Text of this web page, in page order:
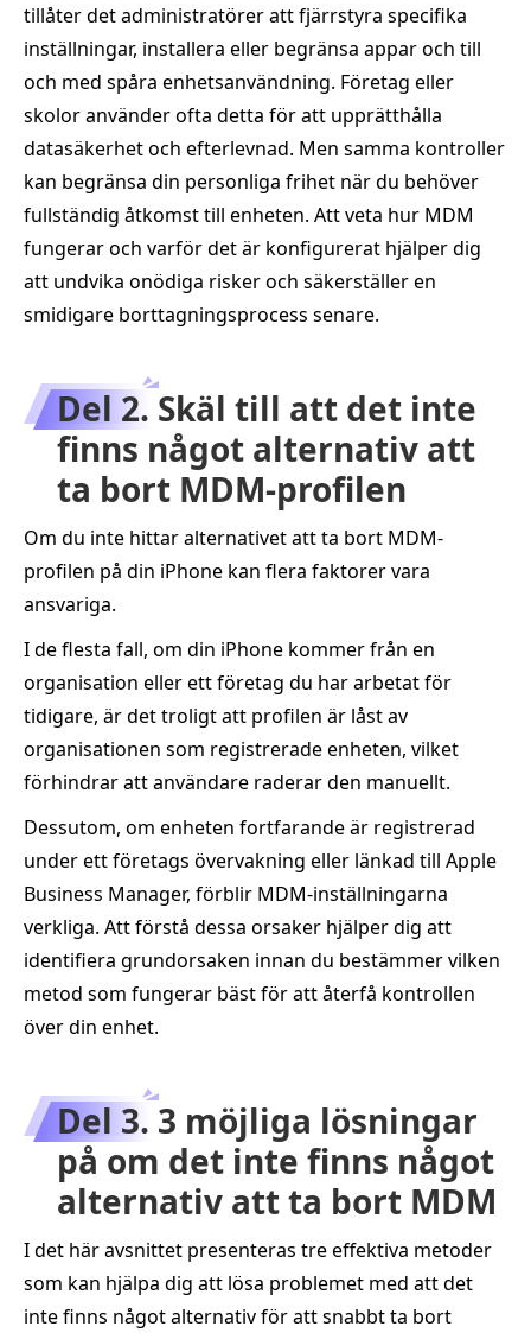
tillåter det administratörer att fjärrstyra specifika
inställningar, installera eller begränsa appar och till
och med spåra enhetsanvändning. Företag eller
skolor använder ofta detta för att upprätthålla
datasäkerhet och efterlevnad. Men samma kontroller
kan begränsa din personliga frihet när du behöver
fullständig åtkomst till enheten. Att veta hur MDM
fungerar och varför det är konfigurerat hjälper dig
att undvika onödiga risker och säkerställer en
smidigare borttagningsprocess senare.
Del 2. Skäl till att det inte
finns något alternativ att
ta bort MDM-profilen
Om du inte hittar alternativet att ta bort MDM-
profilen på din iPhone kan flera faktorer vara
ansvariga.
I de flesta fall, om din iPhone kommer från en
organisation eller ett företag du har arbetat för
tidigare, är det troligt att profilen är låst av
organisationen som registrerade enheten, vilket
förhindrar att användare raderar den manuellt.
Dessutom, om enheten fortfarande är registrerad
under ett företags övervakning eller länkad till Apple
Business Manager, förblir MDM-inställningarna
verkliga. Att förstå dessa orsaker hjälper dig att
identifiera grundorsaken innan du bestämmer vilken
metod som fungerar bäst för att återfå kontrollen
över din enhet.
Del 3. 3 möjliga lösningar
på om det inte finns något
alternativ att ta bort MDM
I det här avsnittet presenteras tre effektiva metoder
som kan hjälpa dig att lösa problemet med att det
inte finns något alternativ för att snabbt ta bort